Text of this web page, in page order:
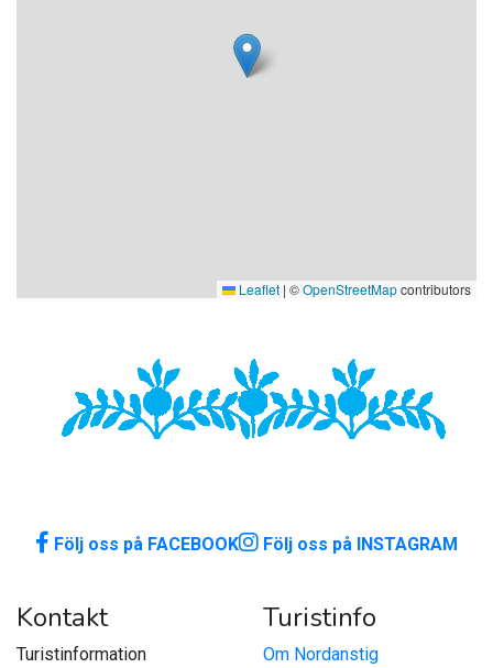
Leaflet | ©OpenStreetMapcontributors
Följ oss på FACEBOOK Följ oss på INSTAGRAM
Kontakt
Turistinformation
Turistinfo
Om Nordanstig